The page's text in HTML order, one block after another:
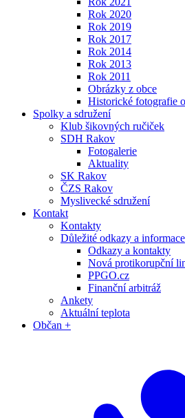
Rok 2020
Rok 2019
Rok 2017
Rok 2014
Rok 2013
Rok 2011
Obrázky z obce
Historické fotografie
Spolky a sdružení
Klub šikovných ručiček
SDH Rakov
Fotogalerie
Aktuality
SK Rakov
ČZS Rakov
Myslivecké sdružení
Kontakt
Kontakty
Důležité odkazy a informace
Odkazy a kontakty
Nová protikorupční
PPGO.cz
Finanční arbitráž
Ankety
Aktuální teplota
Občan +